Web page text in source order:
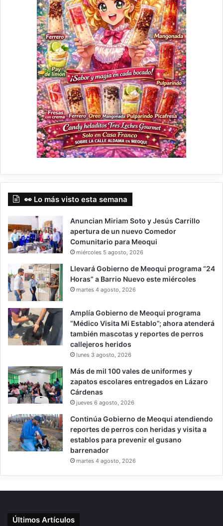
👀 Lo más visto esta semana
Anuncian Miriam Soto y Jesús Carrillo
apertura de un nuevo Comedor
Comunitario para Meoqui
miércoles 5 agosto, 2026
Llevará Gobierno de Meoqui programa “24
Horas” a Barrio Nuevo este miércoles
martes 4 agosto, 2026
Amplía Gobierno de Meoqui programa
“Médico Visita Mi Establo”; ahora atenderá
también mascotas y reportes de perros
callejeros heridos
lunes 3 agosto, 2026
Más de mil 100 vales de uniformes y
zapatos escolares entregados en Lázaro
Cárdenas
jueves 6 agosto, 2026
Continúa Gobierno de Meoqui atendiendo
reportes de perros con heridas y visita a
establos para prevenir el gusano
barrenador
martes 4 agosto, 2026
Últimos Artículos